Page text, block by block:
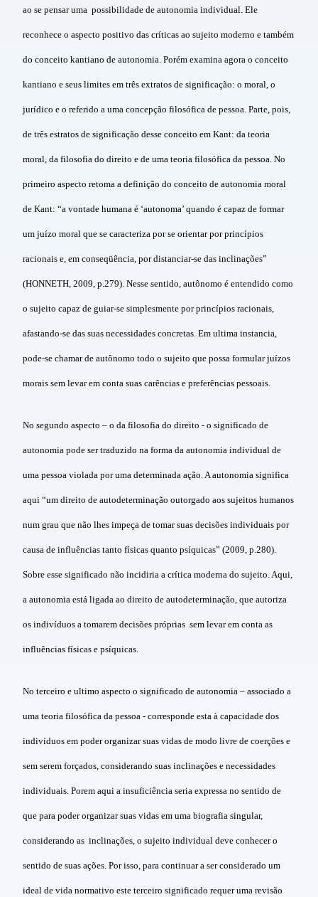
ao se pensar uma possibilidade de autonomia individual. Ele
reconhece o aspecto positivo das críticas ao sujeito moderno e também
do conceito kantiano de autonomia. Porém examina agora o conceito
kantiano e seus limites em três extratos de significação: o moral, o
jurídico e o referido a uma concepção filosófica de pessoa. Parte, pois,
de três estratos de significação desse conceito em Kant: da teoria
moral, da filosofia do direito e de uma teoria filosófica da pessoa. No
primeiro aspecto retoma a definição do conceito de autonomia moral
de Kant: “a vontade humana é ‘autonoma’ quando é capaz de formar
um juízo moral que se caracteriza por se orientar por princípios
racionais e, em conseqüência, por distanciar-se das inclinações”
(HONNETH, 2009, p.279). Nesse sentido, autônomo é entendido como
o sujeito capaz de guiar-se simplesmente por princípios racionais,
afastando-se das suas necessidades concretas. Em ultima instancia,
pode-se chamar de autônomo todo o sujeito que possa formular juízos
morais sem levar em conta suas carências e preferências pessoais.
No segundo aspecto – o da filosofia do direito - o significado de
autonomia pode ser traduzido na forma da autonomia individual de
uma pessoa violada por uma determinada ação. A autonomia significa
aqui “um direito de autodeterminação outorgado aos sujeitos humanos
num grau que não lhes impeça de tomar suas decisões individuais por
causa de influências tanto físicas quanto psíquicas” (2009, p.280).
Sobre esse significado não incidiria a crítica moderna do sujeito. Aqui,
a autonomia está ligada ao direito de autodeterminação, que autoriza
os indivíduos a tomarem decisões próprias sem levar em conta as
influências físicas e psíquicas.
No terceiro e ultimo aspecto o significado de autonomia – associado a
uma teoria filosófica da pessoa - corresponde esta à capacidade dos
indivíduos em poder organizar suas vidas de modo livre de coerções e
sem serem forçados, considerando suas inclinações e necessidades
individuais. Porem aqui a insuficiência seria expressa no sentido de
que para poder organizar suas vidas em uma biografia singular,
considerando as inclinações, o sujeito individual deve conhecer o
sentido de suas ações. Por isso, para continuar a ser considerado um
ideal de vida normativo este terceiro significado requer uma revisão